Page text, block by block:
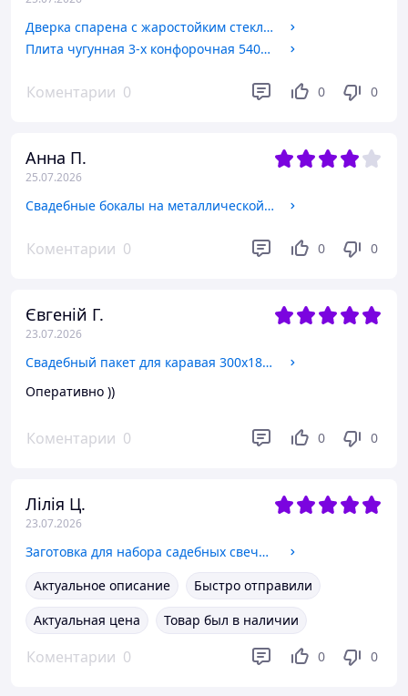
Дверка спарена с жаростойким стеклом 9 кг, 270х490 мм
Плита чугунная 3-х конфорочная 540х385 мм
Коментарии 0 0 0
Анна П.
25.07.2026
Свадебные бокалы на металлической ножке "Сердца влюбленных"
Коментарии 0 0 0
Євгеній Г.
23.07.2026
Свадебный пакет для каравая 300х180х30 мм (арт. С-0050)
Оперативно ))
Коментарии 0 0 0
Лілія Ц.
23.07.2026
Заготовка для набора садебных свечей "Семейный очаг", 3 шт (арт. CAND-31)
Актуальное описание
Быстро отправили
Актуальная цена
Товар был в наличии
Коментарии 0 0 0